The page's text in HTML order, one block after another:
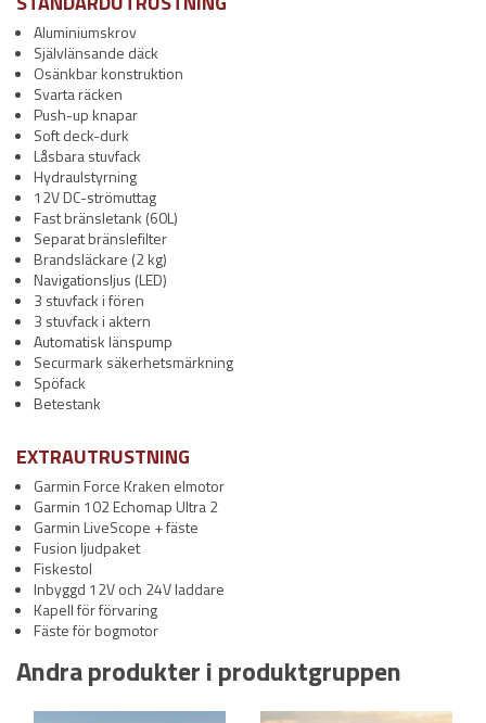
Aluminiumskrov
Självlänsande däck
Osänkbar konstruktion
Svarta räcken
Push-up knapar
Soft deck-durk
Låsbara stuvfack
Hydraulstyrning
12V DC-strömuttag
Fast bränsletank (60L)
Separat bränslefilter
Brandsläckare (2 kg)
Navigationsljus (LED)
3 stuvfack i fören
3 stuvfack i aktern
Automatisk länspump
Securmark säkerhetsmärkning
Spöfack
Betestank
EXTRAUTRUSTNING
Garmin Force Kraken elmotor
Garmin 102 Echomap Ultra 2
Garmin LiveScope + fäste
Fusion ljudpaket
Fiskestol
Inbyggd 12V och 24V laddare
Kapell för förvaring
Fäste för bogmotor
Andra produkter i produktgruppen